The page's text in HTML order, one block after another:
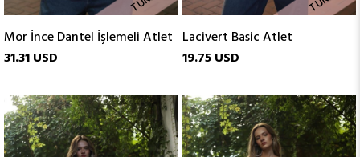
Mor İnce Dantel İşlemeli Atlet
31.31 USD
Lacivert Basic Atlet
19.75 USD